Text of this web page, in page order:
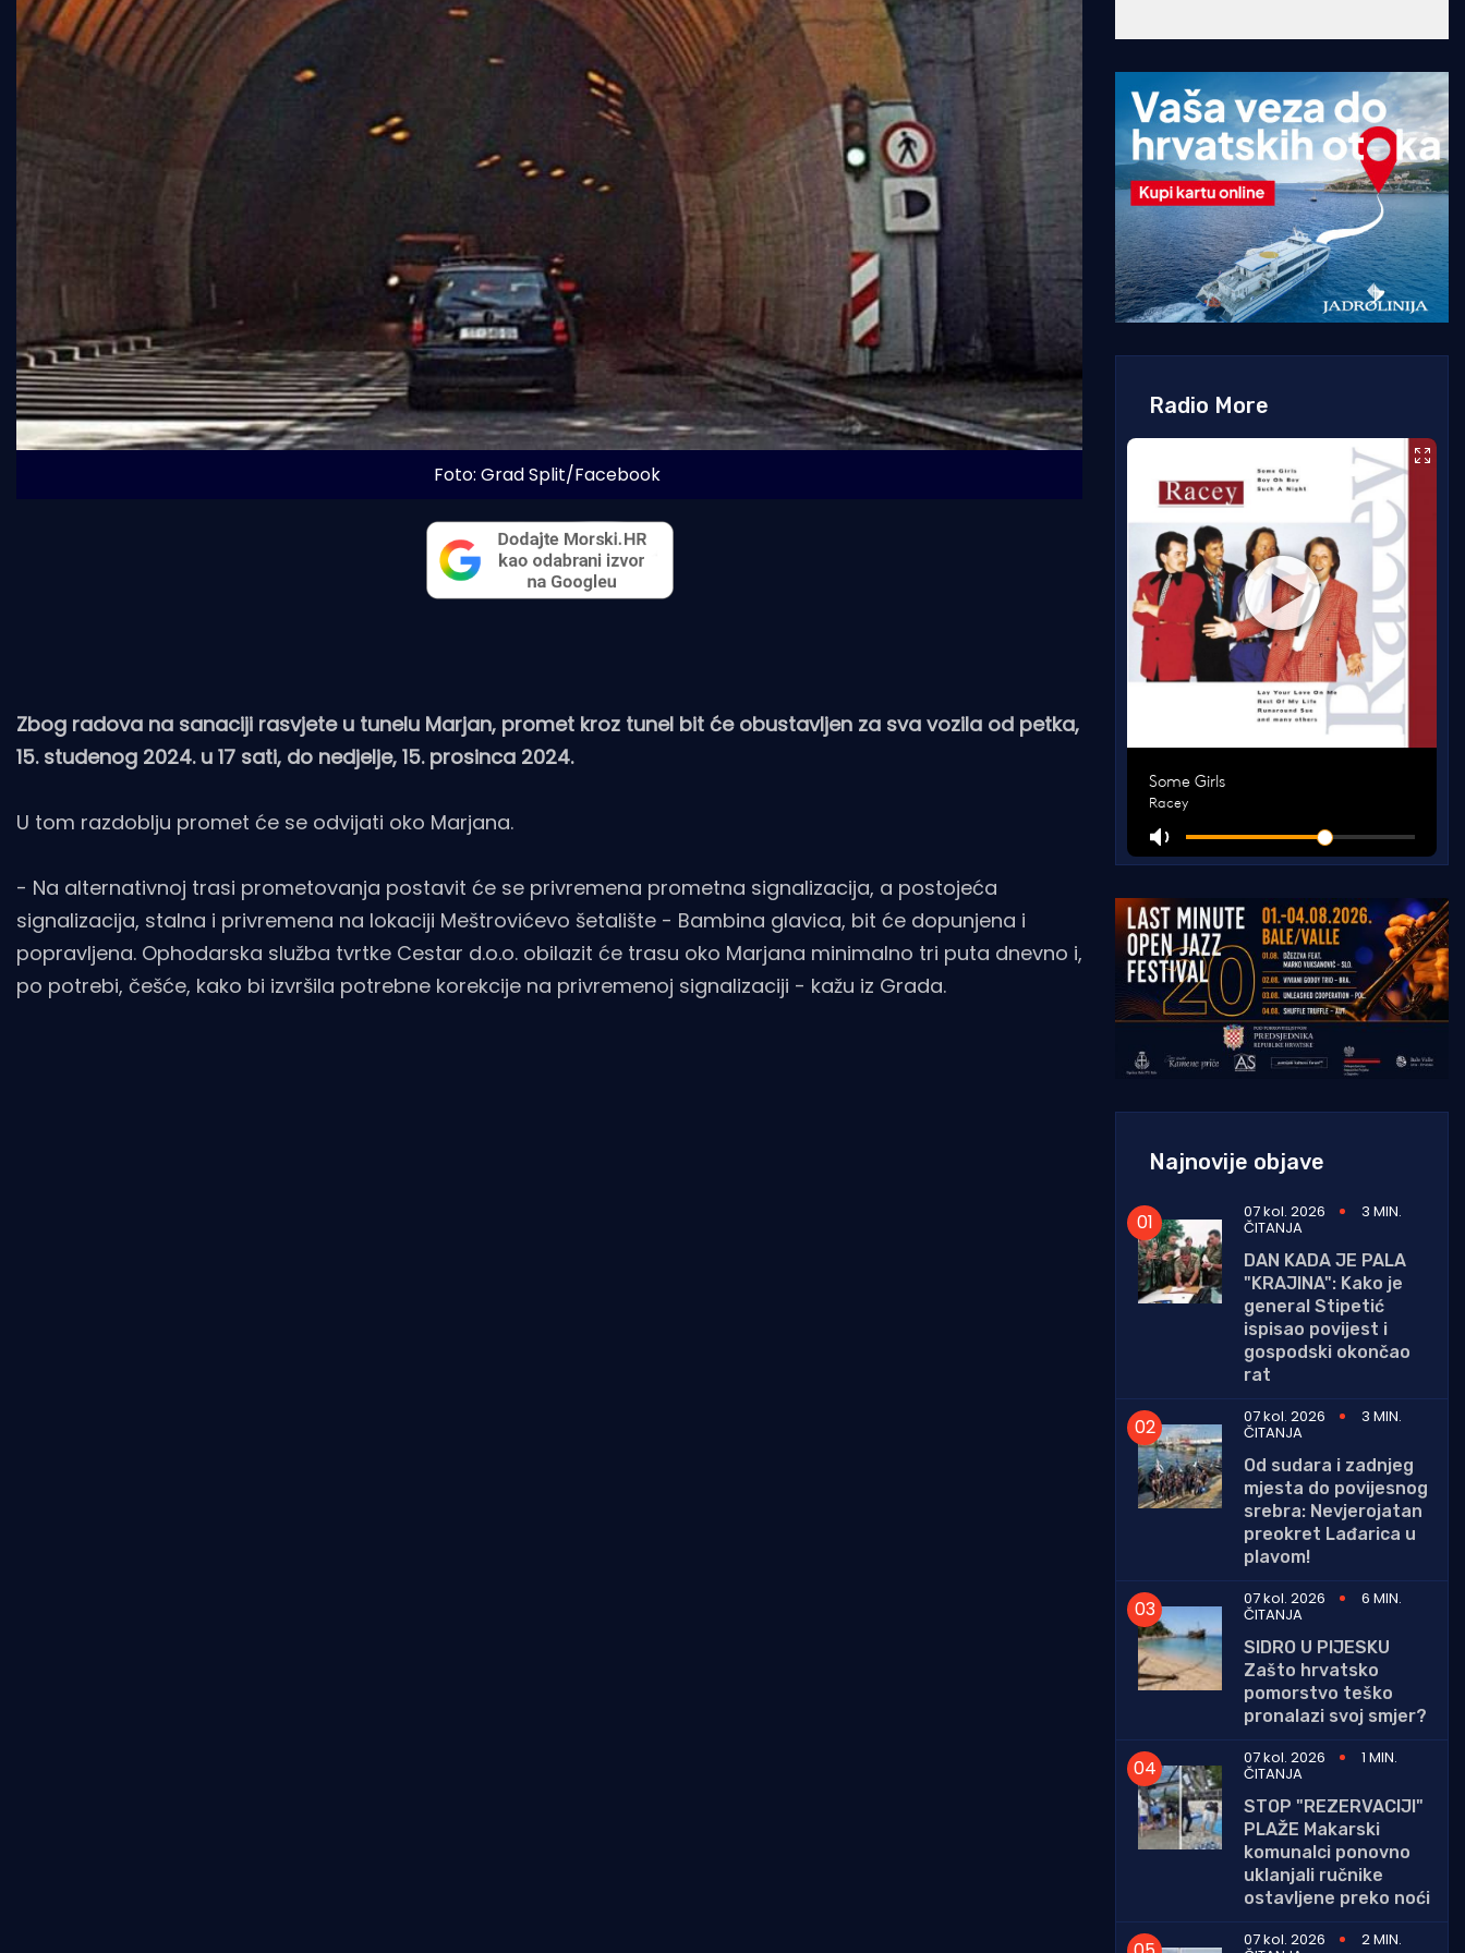
Foto: Grad Split/Facebook
Zbog radova na sanaciji rasvjete u tunelu Marjan, promet kroz tunel bit će obustavljen za sva vozila od petka,
15. studenog 2024. u 17 sati, do nedjelje, 15. prosinca 2024.
U tom razdoblju promet će se odvijati oko Marjana.
- Na alternativnoj trasi prometovanja postavit će se privremena prometna signalizacija, a postojeća
signalizacija, stalna i privremena na lokaciji Meštrovićevo šetalište - Bambina glavica, bit će dopunjena i
popravljena. Ophodarska služba tvrtke Cestar d.o.o. obilazit će trasu oko Marjana minimalno tri puta dnevno i,
po potrebi, češće, kako bi izvršila potrebne korekcije na privremenoj signalizaciji - kažu iz Grada.
Radio More
Najnovije objave
07 kol. 2026 3 MIN.
ČITANJA
DAN KADA JE PALA
"KRAJINA": Kako je
general Stipetić
ispisao povijest i
gospodski okončao
rat
07 kol. 2026
3 MIN.
ČITANJA
Od sudara i zadnjeg
mjesta do povijesnog
srebra: Nevjerojatan
preokret Lađarica u
plavom!
07 kol. 2026
6 MIN.
ČITANJA
SIDRO U PIJESKU
Zašto hrvatsko
pomorstvo teško
pronalazi svoj smjer?
07 kol. 2026
1 MIN.
ČITANJA
STOP "REZERVACIJI"
PLAŽE Makarski
komunalci ponovno
uklanjali ručnike
ostavljene preko noći
07 kol. 2026
2 MIN.